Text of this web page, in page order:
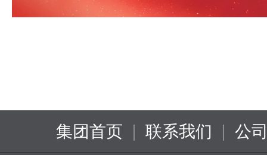
集团首页 | 联系我们 | 公